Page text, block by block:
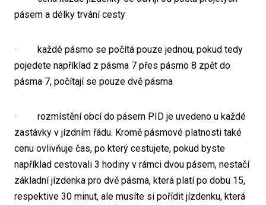
pásem a délky trvání cesty
· každé pásmo se počítá pouze jednou, pokud tedy
pojedete například z pásma 7 přes pásmo 8 zpět do
pásma 7, počítají se pouze dvě pásma
· rozmístění obcí do pásem PID je uvedeno u každé
zastávky v jízdním řádu. Kromě pásmové platnosti také
cenu ovlivňuje čas, po který cestujete, pokud byste
například cestovali 3 hodiny v rámci dvou pásem, nestačí
základní jízdenka pro dvě pásma, která platí po dobu 15,
respektive 30 minut, ale musíte si pořídit jízdenku, která